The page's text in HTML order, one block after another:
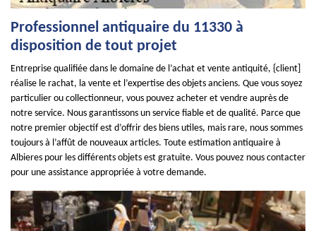
Professionnel antiquaire du 11330 à
disposition de tout projet
Entreprise qualifiée dans le domaine de l’achat et vente antiquité, {client]
réalise le rachat, la vente et l’expertise des objets anciens. Que vous soyez
particulier ou collectionneur, vous pouvez acheter et vendre auprès de
notre service. Nous garantissons un service fiable et de qualité. Parce que
notre premier objectif est d’offrir des biens utiles, mais rare, nous sommes
toujours à l’affût de nouveaux articles. Toute estimation antiquaire à
Albieres pour les différents objets est gratuite. Vous pouvez nous contacter
pour une assistance appropriée à votre demande.